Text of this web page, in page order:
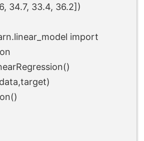
34.7, 33.4, 36.2])
import